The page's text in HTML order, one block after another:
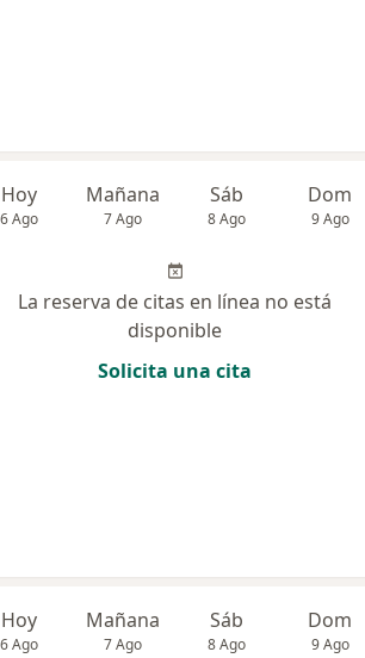
Hoy
6 Ago
Mañana
7 Ago
Sáb
8 Ago
Dom
9 Ago
La reserva de citas en línea no está
disponible
Solicita una cita
Hoy
6 Ago
Mañana
7 Ago
Sáb
8 Ago
Dom
9 Ago